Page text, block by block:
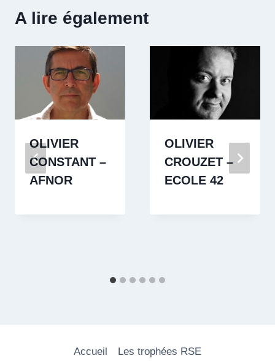
A lire également
OLIVIER
CONSTANT –
AFNOR
OLIVIER
CROUZET –
ECOLE 42
Accueil Les trophées RSE